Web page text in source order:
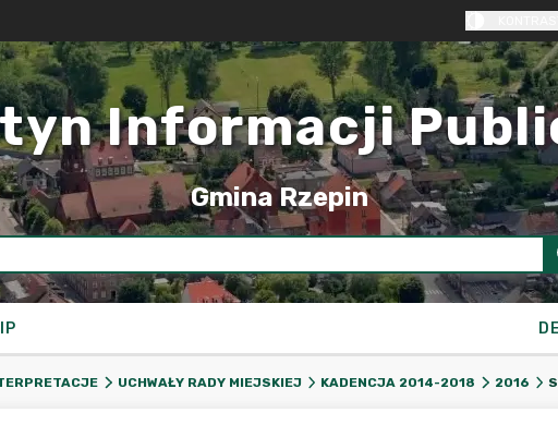
Informacji
Gmina Rzepin
UCHWAŁY RADY MIEJSKIEJ KADENCJA 2014-2018 2016